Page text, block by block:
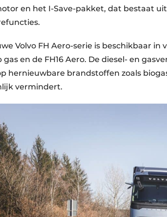
en het I-Save-pakket, dat bestaat
Volvo FH Aero-serie is beschikbaar in
gas en de FH16 Aero. De diesel- en
hernieuwbare brandstoffen zoals
vermindert.